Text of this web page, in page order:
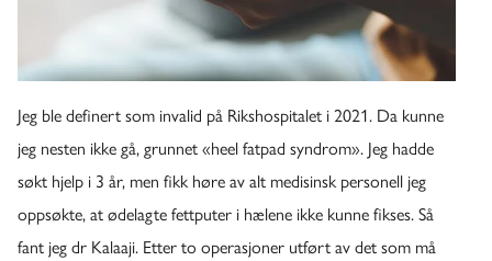
Jeg ble definert som invalid på Rikshospitalet i 2021. Da kunne
jeg nesten ikke gå, grunnet «heel fatpad syndrom». Jeg hadde
søkt hjelp i 3 år, men fikk høre av alt medisinsk personell jeg
oppsøkte, at ødelagte fettputer i hælene ikke kunne fikses. Så
fant jeg dr Kalaaji. Etter to operasjoner utført av det som må